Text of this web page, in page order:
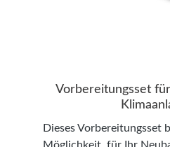
Vorbereitungsset
Dieses Vorbereitungsset